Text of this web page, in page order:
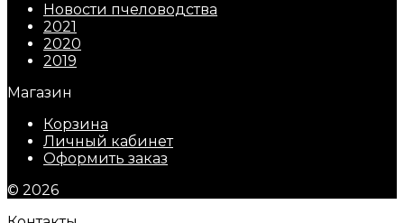
Новости пчеловодства
2021
2020
2019
Магазин
Корзина
Личный кабинет
Оформить заказ
© 2026